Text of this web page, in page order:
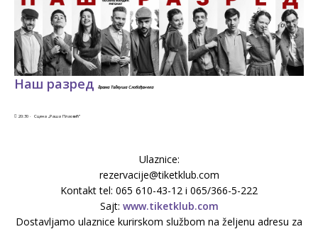
Наш разред драма Тадеуша Слобођанека
20:30 · Сцена „Раша Плаовић”
Ulaznice:
rezervacije@tiketklub.com
Kontakt tel: 065 610-43-12 i 065/366-5-222
Sajt: www.tiketklub.com
Dostavljamo ulaznice kurirskom službom na željenu adresu za